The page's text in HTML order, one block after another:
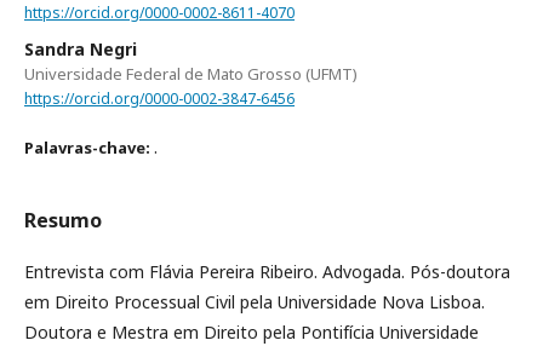
https://orcid.org/0000-0002-8611-4070
Sandra Negri
Universidade Federal de Mato Grosso (UFMT)
https://orcid.org/0000-0002-3847-6456
Palavras-chave: .
Resumo
Entrevista com Flávia Pereira Ribeiro. Advogada. Pós-doutora
em Direito Processual Civil pela Universidade Nova Lisboa.
Doutora e Mestra em Direito pela Pontifícia Universidade